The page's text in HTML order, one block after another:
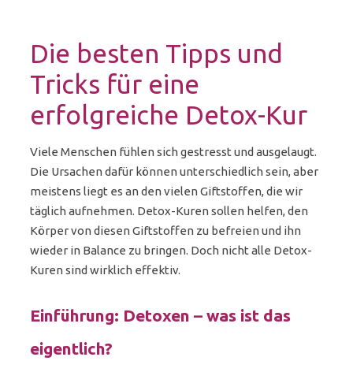
Die besten Tipps und
Tricks für eine
erfolgreiche Detox-Kur
Viele Menschen fühlen sich gestresst und ausgelaugt.
Die Ursachen dafür können unterschiedlich sein, aber
meistens liegt es an den vielen Giftstoffen, die wir
täglich aufnehmen. Detox-Kuren sollen helfen, den
Körper von diesen Giftstoffen zu befreien und ihn
wieder in Balance zu bringen. Doch nicht alle Detox-
Kuren sind wirklich effektiv.
Einführung: Detoxen – was ist das
eigentlich?